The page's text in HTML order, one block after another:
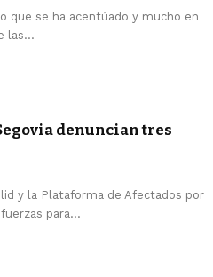
que se ha acentúado y mucho en
las...
denuncian tres
y la Plataforma de Afectados por
para...